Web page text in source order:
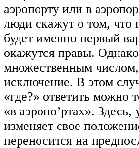
аэропорту или в
люди скажут о том, что
будет именно первый
окажутся правы.
множественным
исключение. В этом
«где?» ответить можно
«в аэропо’ртах». Здесь,
изменяет свое
переносится на